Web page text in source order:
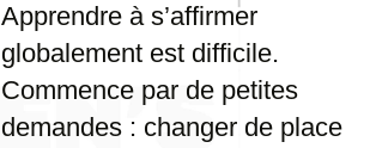
Apprendre à s’affirmer
globalement est difficile.
Commence par de petites
demandes : changer de place